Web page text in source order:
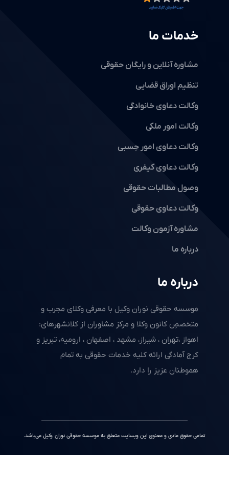
درباره ما
موسسه حقوقی نوران وکیل با معرفی وکلای مجرب و
متخصصِ کانون وکلا و مرکز مشاوران از کلانشهرهای:
اهواز ،تهران ، شیراز، مشهد ، اصفهان ، ارومیه، تبریز و
کرج آمادگی ارائه کلیه خدمات حقوقی به تمام
هموطنان عزیز را دارد.
خدمات ما
مشاوره آنلاین و رایگان حقوقی
تنظیم اوراق قضایی
وکالت دعاوی خانوادگی
وکالت امور ملکی
وکالت دعاوی امور حِسبی
وکالت دعاوی کیفری
وصول مطالبات حقوقی
وکالت دعاوی حقوقی
مشاوره آزمون وکالت
درباره ما
تمامی حقوق مادی و معنوی این وبسایت متعلق به موسسه حقوقی نوران وکیل می‌باشد.